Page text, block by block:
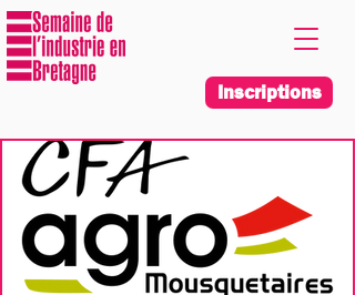
Inscriptions